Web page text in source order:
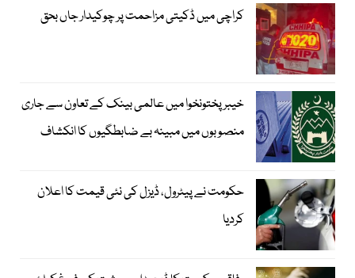
کراچی میں ڈکیتی مزاحمت پر چوکیدار جاں بحق
خیبرپختونخوا میں عالمی بینک کے تعاون سے جاری
منصوبوں میں مبینہ بے ضابطگیوں کا انکشاف
حکومت نے پیٹرول، ڈیزل کی نئی قیمت کا اعلان
کردیا